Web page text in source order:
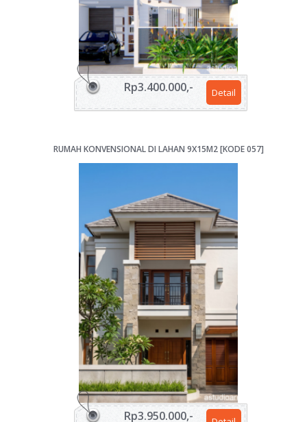
Detail
Rp3.400.000,-
RUMAH KONVENSIONAL DI LAHAN 9X15M2 [KODE 057]
Rp3.950.000,-